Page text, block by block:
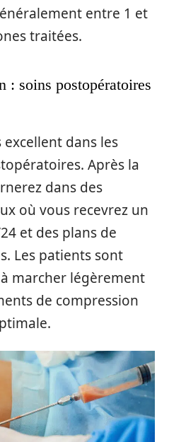
entre 1 et
traitées.
: soins postopératoires
dans les
Après la
dans des
où vous recevrez un
et des plans de
Les patients sont
marcher légèrement
de compression